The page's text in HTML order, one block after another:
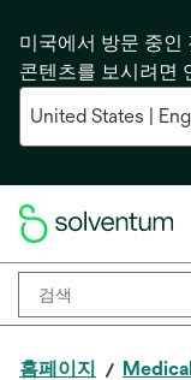
미국에서 방문 중인
콘텐츠를 보시려면
홈페이지 Medical